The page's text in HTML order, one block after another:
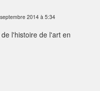
2014 à 5:34
l'histoire de l'art en